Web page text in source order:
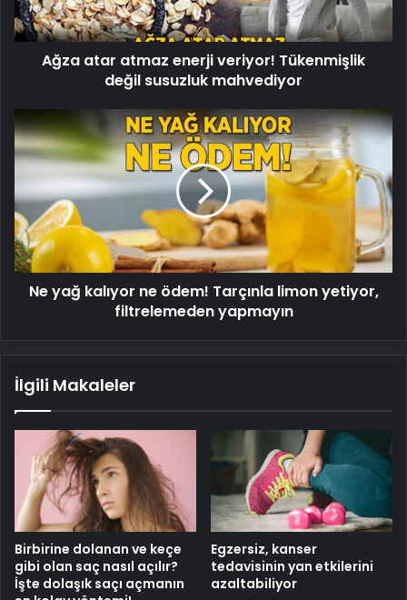
susuzluk
mahvediyor
Ağza atar atmaz enerji veriyor! Tükenmişlik
değil susuzluk mahvediyor
yağ
kalıyor
ödem!
Tarçınla
limon
yetiyor,
filtrelemeden
yapmayın
Ne yağ kalıyor ne ödem! Tarçınla limon yetiyor,
filtrelemeden yapmayın
İlgili Makaleler
Birbirine dolanan ve keçe
gibi olan saç nasıl açılır?
İşte dolaşık saçı açmanın
Egzersiz, kanser
tedavisinin yan etkilerini
azaltabiliyor